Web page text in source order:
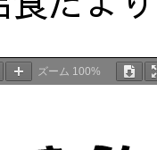
ズーム 100%